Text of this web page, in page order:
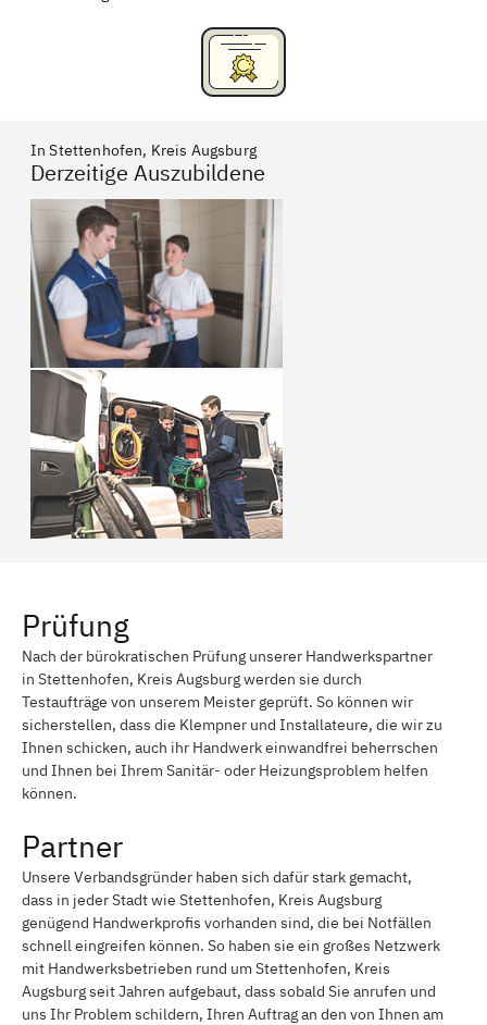
In Stettenhofen, Kreis Augsburg
Derzeitige Auszubildene
Prüfung
Nach der bürokratischen Prüfung unserer Handwerkspartner
in Stettenhofen, Kreis Augsburg werden sie durch
Testaufträge von unserem Meister geprüft. So können wir
sicherstellen, dass die Klempner und Installateure, die wir zu
Ihnen schicken, auch ihr Handwerk einwandfrei beherrschen
und Ihnen bei Ihrem Sanitär- oder Heizungsproblem helfen
können.
Partner
Unsere Verbandsgründer haben sich dafür stark gemacht,
dass in jeder Stadt wie Stettenhofen, Kreis Augsburg
genügend Handwerkprofis vorhanden sind, die bei Notfällen
schnell eingreifen können. So haben sie ein großes Netzwerk
mit Handwerksbetrieben rund um Stettenhofen, Kreis
Augsburg seit Jahren aufgebaut, dass sobald Sie anrufen und
uns Ihr Problem schildern, Ihren Auftrag an den von Ihnen am